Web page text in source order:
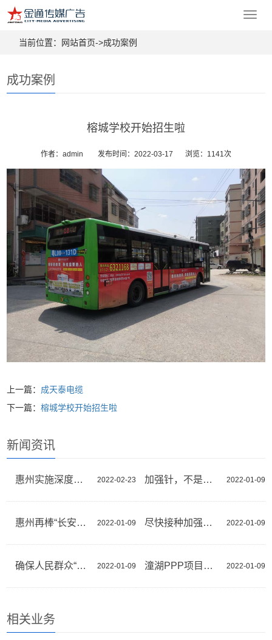
当前位置：
网站首页->成功案例
成功案例
榕城学校开始招生啦
作者：admin 发布时间：2022-03-17 浏览：1141次
上一篇： 成天泰电缆
下一篇：榕城学校开始招生啦
新闻资讯
2022-02-23
惠州实施深度融深融湾八大专项行动 2022-01-09
加强针，不是可选项是必选项
2022-01-09
惠州再棒“长安杯”获评平安中国建设示范市 2022-01-09
尽快接种加强针 提升抗体水平
2022-01-09
确保人民群众“舌尖上的安全” 2022-01-09
潼湖PPP项目道路年内全线贯通
相关业务